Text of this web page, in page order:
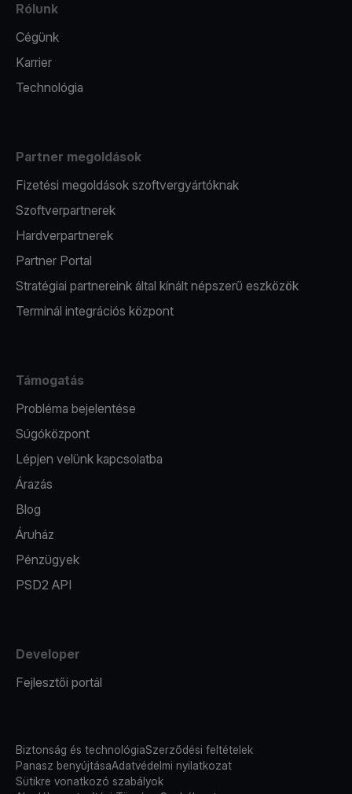
Rólunk
Cégünk
Karrier
Technológia
Partner megoldások
Fizetési megoldások szoftvergyártóknak
Szoftverpartnerek
Hardverpartnerek
Partner Portal
Stratégiai partnereink által kínált népszerű eszközök
Terminál integrációs központ
Támogatás
Probléma bejelentése
Súgóközpont
Lépjen velünk kapcsolatba
Árazás
Blog
Áruház
Pénzügyek
PSD2 API
Developer
Fejlesztői portál
Biztonság és technológiaSzerződési feltételek
Panasz benyújtásaAdatvédelmi nyilatkozat
Sütikre vonatkozó szabályok